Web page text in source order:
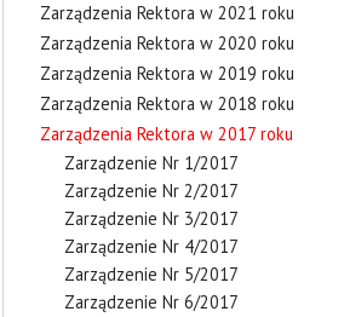
Zarządzenia Rektora w 2021 roku
Zarządzenia Rektora w 2020 roku
Zarządzenia Rektora w 2019 roku
Zarządzenia Rektora w 2018 roku
Zarządzenia Rektora w 2017 roku
Zarządzenie Nr 1/2017
Zarządzenie Nr 2/2017
Zarządzenie Nr 3/2017
Zarządzenie Nr 4/2017
Zarządzenie Nr 5/2017
Zarządzenie Nr 6/2017